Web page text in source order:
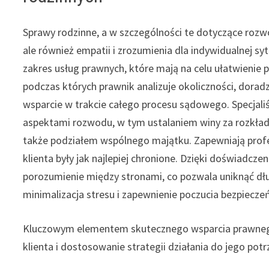
Sprawy rodzinne, a w szczególności te dotyczące
ale również empatii i zrozumienia dla indywidualnej
zakres usług prawnych, które mają na celu
podczas których prawnik analizuje okoliczności,
wsparcie w trakcie całego procesu sądowego.
aspektami rozwodu, w tym ustalaniem winy za
także podziałem wspólnego majątku. Zapewniają
klienta były jak najlepiej chronione. Dzięki
porozumienie między stronami, co pozwala uniknąć
minimalizacja stresu i zapewnienie poczucia
Kluczowym elementem skutecznego wsparcia
klienta i dostosowanie strategii działania do jego